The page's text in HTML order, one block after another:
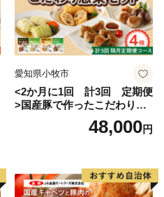
愛知県小牧市
<2か月に1回 計3回 定期便
>国産豚で作ったこだわり惣
48,000円